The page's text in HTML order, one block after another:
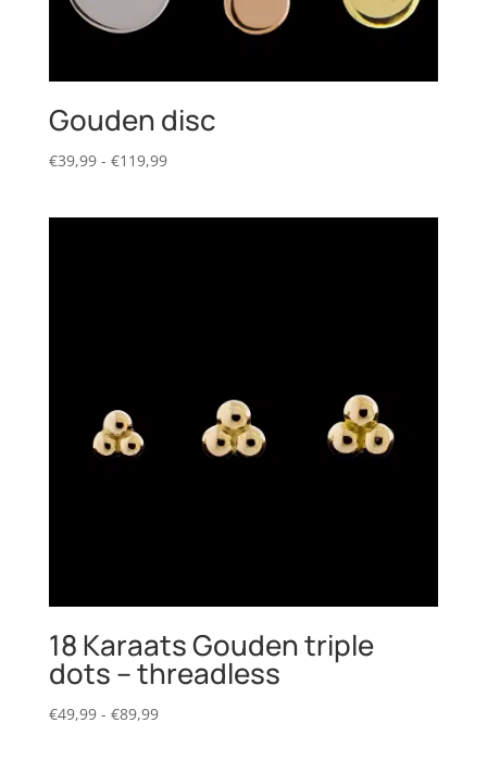
Gouden disc
€39,99 - €119,99Prijsklasse:
18 Karaats Gouden triple
dots – threadless
€49,99 - €89,99Prijsklasse: